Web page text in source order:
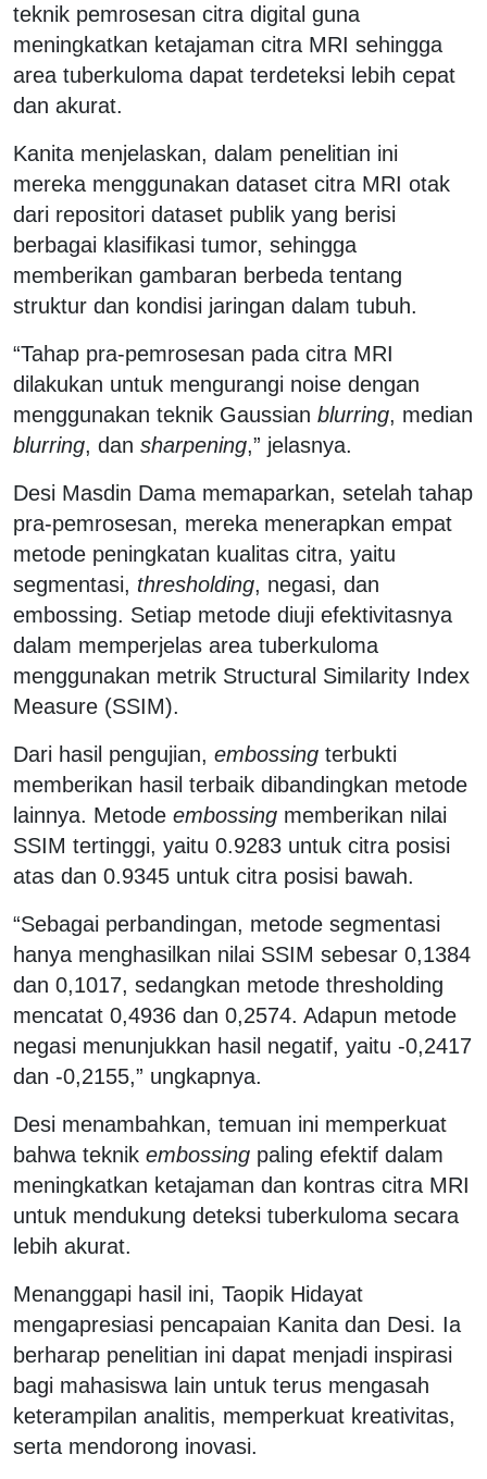
teknik pemrosesan citra digital guna
meningkatkan ketajaman citra MRI sehingga
area tuberkuloma dapat terdeteksi lebih cepat
dan akurat.
Kanita menjelaskan, dalam penelitian ini
mereka menggunakan dataset citra MRI otak
dari repositori dataset publik yang berisi
berbagai klasifikasi tumor, sehingga
memberikan gambaran berbeda tentang
struktur dan kondisi jaringan dalam tubuh.
“Tahap pra-pemrosesan pada citra MRI
dilakukan untuk mengurangi noise dengan
menggunakan teknik Gaussian blurring, median
blurring, dan sharpening,” jelasnya.
Desi Masdin Dama memaparkan, setelah tahap
pra-pemrosesan, mereka menerapkan empat
metode peningkatan kualitas citra, yaitu
segmentasi, thresholding, negasi, dan
embossing. Setiap metode diuji efektivitasnya
dalam memperjelas area tuberkuloma
menggunakan metrik Structural Similarity Index
Measure (SSIM).
Dari hasil pengujian, embossing terbukti
memberikan hasil terbaik dibandingkan metode
lainnya. Metode embossing memberikan nilai
SSIM tertinggi, yaitu 0.9283 untuk citra posisi
atas dan 0.9345 untuk citra posisi bawah.
“Sebagai perbandingan, metode segmentasi
hanya menghasilkan nilai SSIM sebesar 0,1384
dan 0,1017, sedangkan metode thresholding
mencatat 0,4936 dan 0,2574. Adapun metode
negasi menunjukkan hasil negatif, yaitu -0,2417
dan -0,2155,” ungkapnya.
Desi menambahkan, temuan ini memperkuat
bahwa teknik embossing paling efektif dalam
meningkatkan ketajaman dan kontras citra MRI
untuk mendukung deteksi tuberkuloma secara
lebih akurat.
Menanggapi hasil ini, Taopik Hidayat
mengapresiasi pencapaian Kanita dan Desi. Ia
berharap penelitian ini dapat menjadi inspirasi
bagi mahasiswa lain untuk terus mengasah
keterampilan analitis, memperkuat kreativitas,
serta mendorong inovasi.